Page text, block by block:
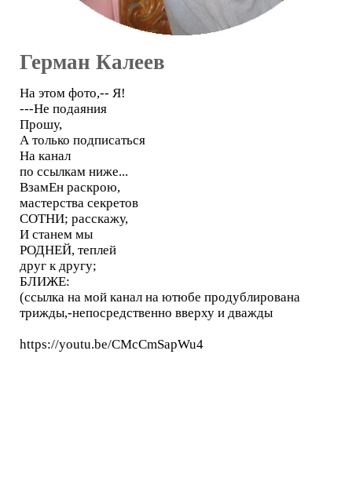
Герман Калеев
На этом фото,-- Я!
---Не подаяния
Прошу,
А только подписаться
На канал
по ссылкам ниже...
ВзамЕн раскрою,
мастерства секретов
СОТНИ; расскажу,
И станем мы
РОДНЕЙ, теплей
друг к другу;
БЛИЖЕ:
(ссылка на мой канал на ютюбе продублирована
трижды,-непосредственно вверху и дважды
https://youtu.be/CMcCmSapWu4